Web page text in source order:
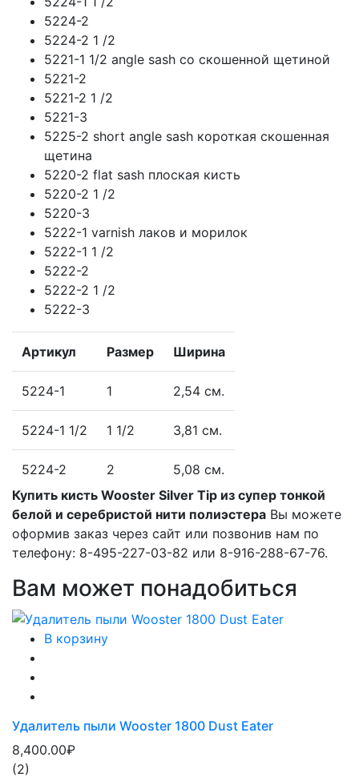
5224-2
5224-2 1 /2
5221-1 1/2 angle sash со скошенной щетиной
5221-2
5221-2 1 /2
5221-3
5225-2 short angle sash короткая скошенная
щетина
5220-2 flat sash плоская кисть
5220-2 1 /2
5220-3
5222-1 varnish лаков и морилок
5222-1 1 /2
5222-2
5222-2 1 /2
5222-3
Артикул Размер Ширина
5224-1 1 2,54 см.
5224-1 1/2 1 1/2 3,81 см.
5224-2 2
5,08 см.
Купить кисть Wooster Silver Tip из супер тонкой
белой и серебристой нити полиэстера Вы можете
оформив заказ через сайт или позвонив нам по
телефону: 8-495-227-03-82 или 8-916-288-67-76.
Вам может понадобиться
В корзину
Удалитель пыли Wooster 1800 Dust Eater
8,400.00₽
(2)